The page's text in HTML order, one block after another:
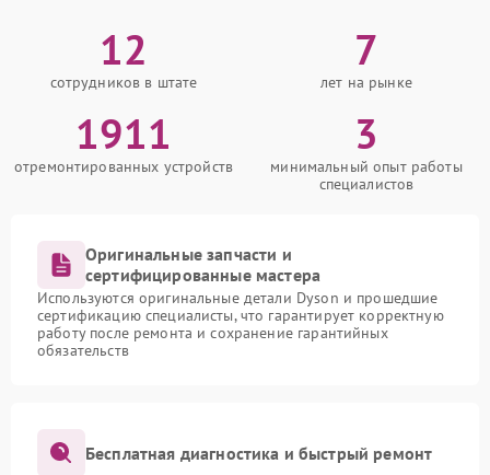
12
сотрудников в штате
7
лет на рынке
1911
отремонтированных устройств
3
минимальный опыт работы
специалистов
Оригинальные запчасти и
сертифицированные мастера
Используются оригинальные детали Dyson и прошедшие
сертификацию специалисты, что гарантирует корректную
работу после ремонта и сохранение гарантийных
обязательств
Бесплатная диагностика и быстрый ремонт